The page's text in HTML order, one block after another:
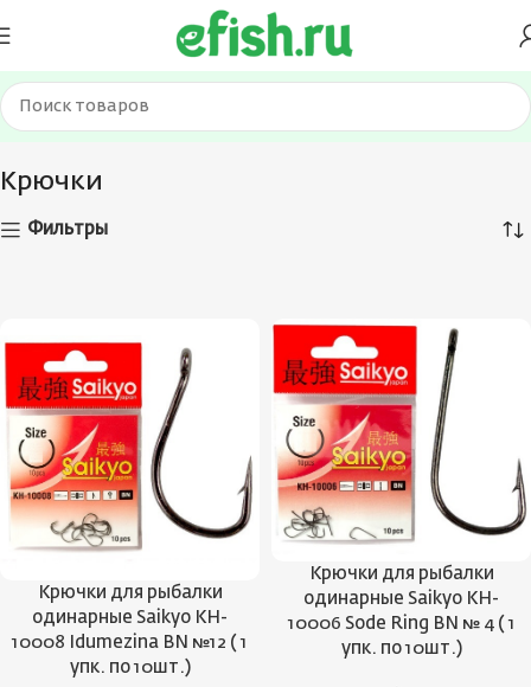
Главная Оснастка и фурнитура Крючки Страница 36
Крючки
Фильтры
Крючки для рыбалки
одинарные Saikyo KH-
10008 Idumezina BN №12 ( 1
упк. по 10шт.)
Крючки для рыбалки
одинарные Saikyo KH-
10006 Sode Ring BN № 4 ( 1
упк. по 10шт.)